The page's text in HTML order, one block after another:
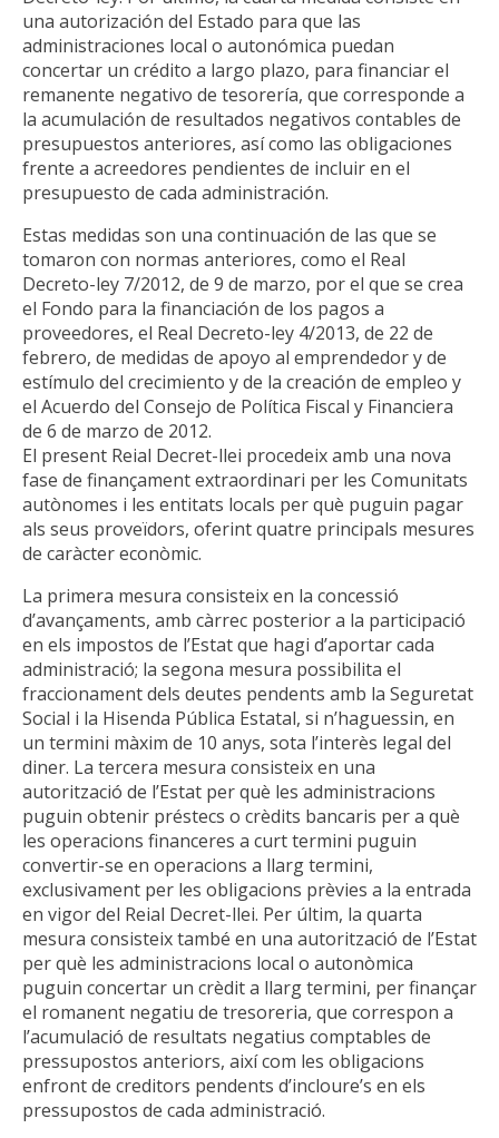
una autorización del Estado para que las
administraciones local o autonómica puedan
concertar un crédito a largo plazo, para financiar el
remanente negativo de tesorería, que corresponde a
la acumulación de resultados negativos contables de
presupuestos anteriores, así como las obligaciones
frente a acreedores pendientes de incluir en el
presupuesto de cada administración.
Estas medidas son una continuación de las que se
tomaron con normas anteriores, como el Real
Decreto-ley 7/2012, de 9 de marzo, por el que se crea
el Fondo para la financiación de los pagos a
proveedores, el Real Decreto-ley 4/2013, de 22 de
febrero, de medidas de apoyo al emprendedor y de
estímulo del crecimiento y de la creación de empleo y
el Acuerdo del Consejo de Política Fiscal y Financiera
de 6 de marzo de 2012.
El present Reial Decret-llei procedeix amb una nova
fase de finançament extraordinari per les Comunitats
autònomes i les entitats locals per què puguin pagar
als seus proveïdors, oferint quatre principals mesures
de caràcter econòmic.
La primera mesura consisteix en la concessió
d’avançaments, amb càrrec posterior a la participació
en els impostos de l’Estat que hagi d’aportar cada
administració; la segona mesura possibilita el
fraccionament dels deutes pendents amb la Seguretat
Social i la Hisenda Pública Estatal, si n’haguessin, en
un termini màxim de 10 anys, sota l’interès legal del
diner. La tercera mesura consisteix en una
autorització de l’Estat per què les administracions
puguin obtenir préstecs o crèdits bancaris per a què
les operacions financeres a curt termini puguin
convertir-se en operacions a llarg termini,
exclusivament per les obligacions prèvies a la entrada
en vigor del Reial Decret-llei. Per últim, la quarta
mesura consisteix també en una autorització de l’Estat
per què les administracions local o autonòmica
puguin concertar un crèdit a llarg termini, per finançar
el romanent negatiu de tresoreria, que correspon a
l’acumulació de resultats negatius comptables de
pressupostos anteriors, així com les obligacions
enfront de creditors pendents d’incloure’s en els
pressupostos de cada administració.